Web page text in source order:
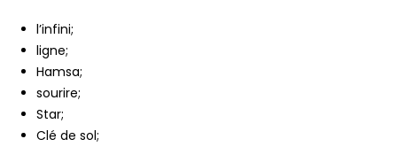
l’infini;
ligne;
Hamsa;
sourire;
Star;
Clé de sol;